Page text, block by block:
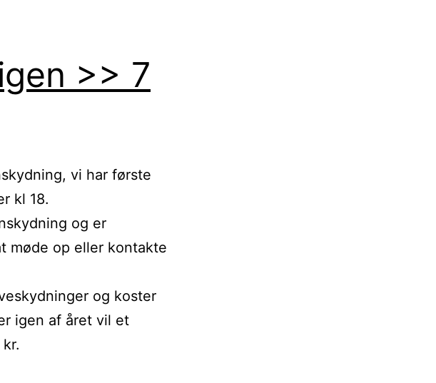
>> 7
vi har første
kl 18.
og er
møde op eller kontakte
og koster
igen af året vil et